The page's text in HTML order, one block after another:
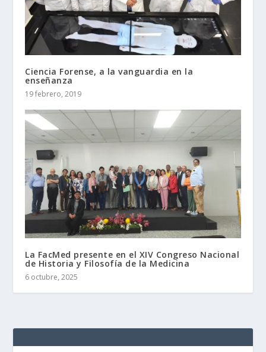
Ciencia Forense, a la vanguardia en la
enseñanza
19 febrero, 2019
La FacMed presente en el XIV Congreso Nacional
de Historia y Filosofía de la Medicina
6 octubre, 2025